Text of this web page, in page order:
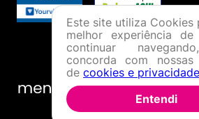
Este site utiliza Cookies
melhor experiência
continuar
concorda com nossas
de cookies e privacidade
Entendi